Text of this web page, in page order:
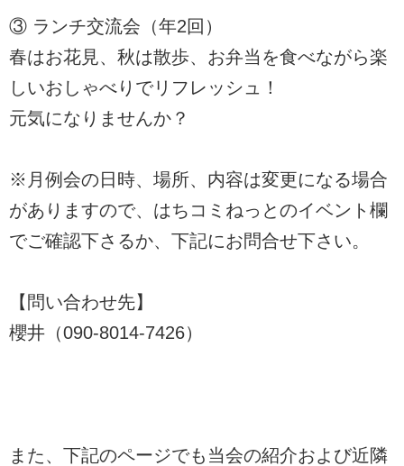
③ ランチ交流会（年2回）
春はお花見、秋は散歩、お弁当を食べながら楽
しいおしゃべりでリフレッシュ！
元気になりませんか？
※月例会の日時、場所、内容は変更になる場合
がありますので、はちコミねっとのイベント欄
でご確認下さるか、下記にお問合せ下さい。
【問い合わせ先】
櫻井（090-8014-7426）
また、下記のページでも当会の紹介および近隣